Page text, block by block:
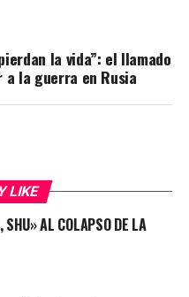
la vida”: el llamado
a la guerra en Rusia
LIKE
SHU» AL COLAPSO DE LA